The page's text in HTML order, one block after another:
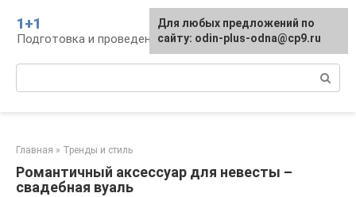
контенту
1+1
Подготовка и проведение свадьбы, традиции
Главная » Тренды и стиль
Романтичный аксессуар для невесты –
свадебная вуаль
Для любых предложений по
сайту: odin-plus-odna@cp9.ru